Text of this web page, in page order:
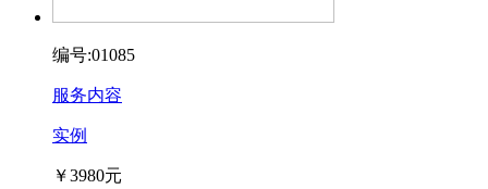
编号:01085
服务内容
实例
￥3980元